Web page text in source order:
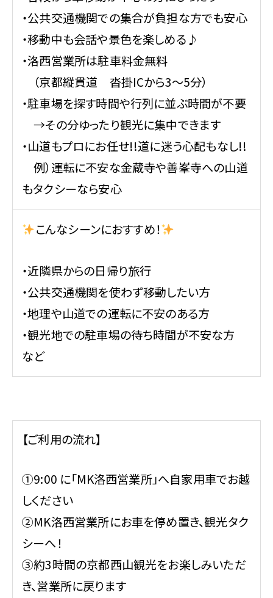
・公共交通機関での集合が負担な方でも安心
・移動中も会話や景色を楽しめる♪
・洛西営業所は駐車料金無料
（京都縦貫道 沓掛ICから3～5分）
・駐車場を探す時間や行列に並ぶ時間が不要
→その分ゆったり観光に集中できます
・山道もプロにお任せ!!道に迷う心配もなし!!
例）運転に不安な金蔵寺や善峯寺への山道
もタクシーなら安心
こんなシーンにおすすめ！
・近隣県からの日帰り旅行
・公共交通機関を使わず移動したい方
・地理や山道での運転に不安のある方
・観光地での駐車場の待ち時間が不安な方
など
【ご利用の流れ】
①9:00 に「MK洛西営業所」へ自家用車でお越
しください
②MK洛西営業所にお車を停め置き、観光タク
シーへ！
③約3時間の京都西山観光をお楽しみいただ
き、営業所に戻ります